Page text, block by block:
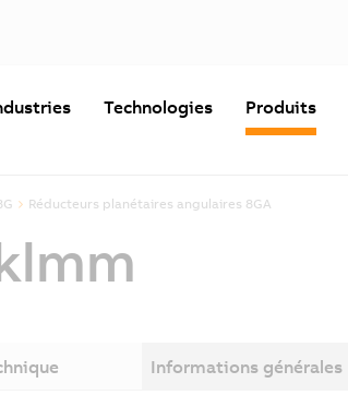
Technologies Produits
Réducteurs planétaires angulaires 8GA
Informations générales